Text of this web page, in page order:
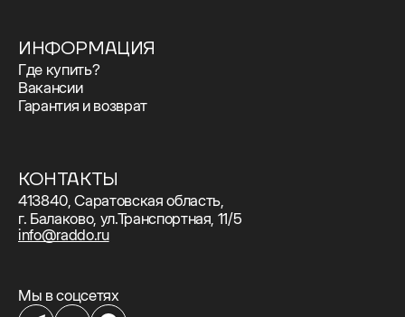
Мы в соцсетях
ИНФОРМАЦИЯ
Где купить?
Вакансии
Гарантия и возврат
КОНТАКТЫ
413840, Саратовская область,
г. Балаково, ул.Транспортная, 11/5
info@raddo.ru